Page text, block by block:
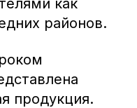
как
районов.
продукция.